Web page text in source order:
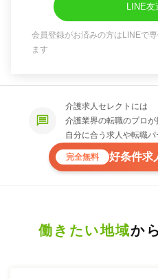
LINE友
会員登録がお済みの方はLINEで
ます
介護求人セレクトには
介護業界の転職のプロ
自分に合う求人や転職パ
完全無料 好条件求
働きたい地域か